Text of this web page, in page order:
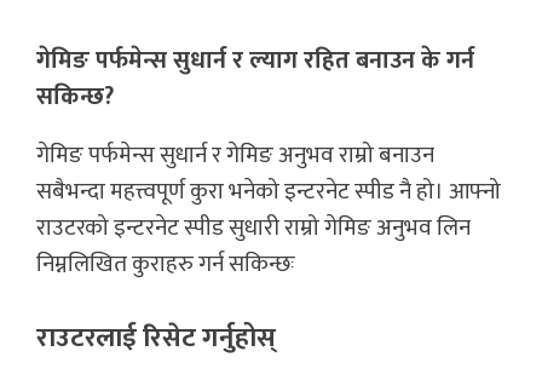
गेमिङ पर्फमेन्स सुधार्न र ल्याग रहित बनाउन के गर्न
सकिन्छ?
गेमिङ पर्फमेन्स सुधार्न र गेमिङ अनुभव राम्रो बनाउन
सबैभन्दा महत्त्वपूर्ण कुरा भनेको इन्टरनेट स्पीड नै हो। आफ्नो
राउटरको इन्टरनेट स्पीड सुधारी राम्रो गेमिङ अनुभव लिन
निम्नलिखित कुराहरु गर्न सकिन्छः
राउटरलाई रिसेट गर्नुहोस्